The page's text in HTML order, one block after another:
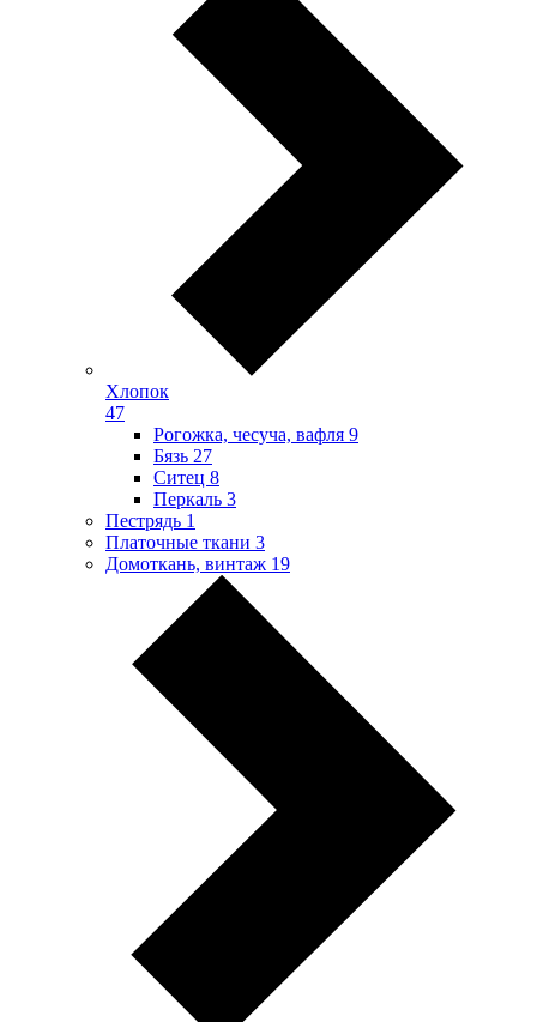
Хлопок
47
Рогожка, чесуча, вафля 9
Бязь 27
Ситец 8
Перкаль 3
Пестрядь 1
Платочные ткани 3
Домоткань, винтаж 19